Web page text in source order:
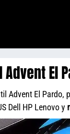
El
Advent El
Dell HP Lenovo y